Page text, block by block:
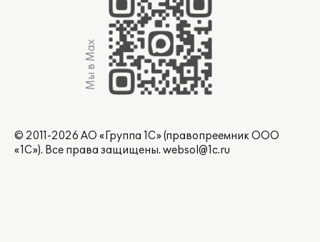
Мы в Max
© 2011-2026 АО «Группа 1С» (правопреемник ООО
«1С»). Все права защищены. websol@1c.ru